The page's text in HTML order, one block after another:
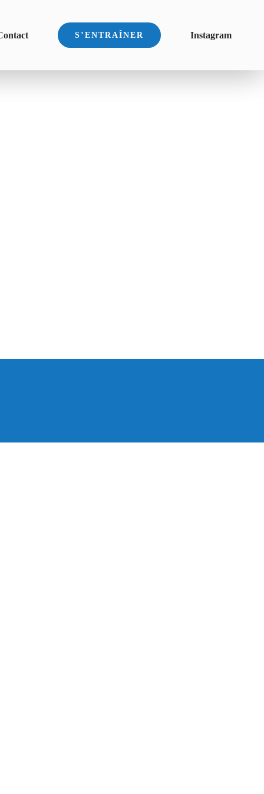
S’ENTRAÎNER Instagram